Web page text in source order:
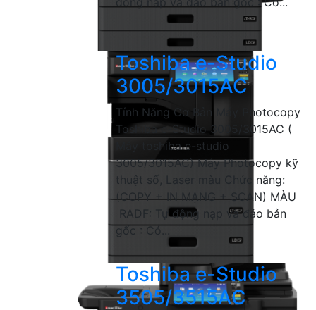
Toshiba e-Studio
3005/3015AC
Tính Năng Cơ Bản Máy Photocopy
Toshiba e-Studio 3005/3015AC (
Máy toshiba e-studio
3005/3015AC) Máy Photocopy kỹ
thuật số, Laser màu Chức năng:
(COPY + IN MẠNG + SCAN) MÀU
RADF: Tự động nạp và đảo bản
gốc : Có...
Toshiba e-Studio
3505/3515AC